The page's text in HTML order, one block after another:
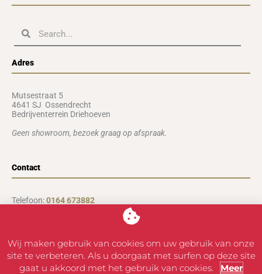
ZoekenZoeken
Adres
Mutsestraat 5
4641 SJ Ossendrecht
Bedrijventerrein Driehoeven
Geen showroom, bezoek graag op afspraak.
Contact
Telefoon:0164 673882
info@vanvossenhoreca.nl
WhatsappFacebook-
f
Instagram
Wij maken gebruik van cookies om uw gebruik van onze
site te verbeteren. Als u doorgaat met surfen op deze site
gaat u akkoord met het gebruik van cookies.Meer